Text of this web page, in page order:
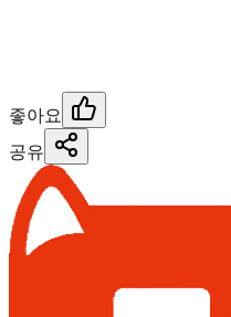
좋아요
공유